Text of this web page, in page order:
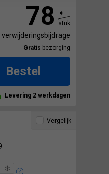
78
€
stuk
verwijderingsbijdrage
Gratis bezorging
Bestel
Levering 2 werkdagen
Vergelijk